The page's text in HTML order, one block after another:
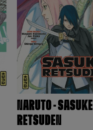
NARUTO - SASUKE
RETSUDEN